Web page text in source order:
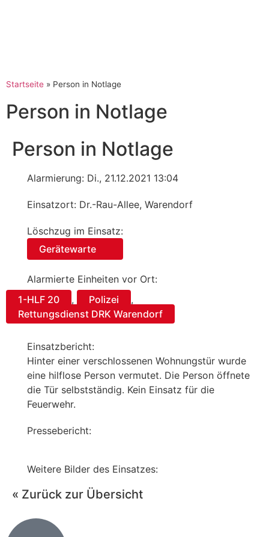
Startseite » Person in Notlage
Person in Notlage
Person in Notlage
Alarmierung: Di., 21.12.2021 13:04
Einsatzort: Dr.-Rau-Allee, Warendorf
Löschzug im Einsatz:
Gerätewarte
Alarmierte Einheiten vor Ort:
1-HLF 20
, Polizei
,
Rettungsdienst DRK Warendorf
Einsatzbericht:
Hinter einer verschlossenen Wohnungstür wurde
eine hilflose Person vermutet. Die Person öffnete
die Tür selbstständig. Kein Einsatz für die
Feuerwehr.
Pressebericht:
Weitere Bilder des Einsatzes:
« Zurück zur Übersicht